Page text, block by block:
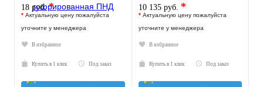
18 руб.*
* Актуальную цену пожалуйста
уточните у менеджера
В избранное
Купить в 1 клик Под заказ
10 135 руб. *
* Актуальную цену пожалуйста
уточните у менеджера
В избранное
Купить в 1 клик Под заказ